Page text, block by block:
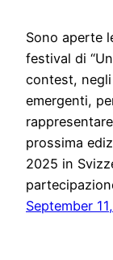
Sono aperte
festival di
contest,
emergenti,
prossima
2025 in
September